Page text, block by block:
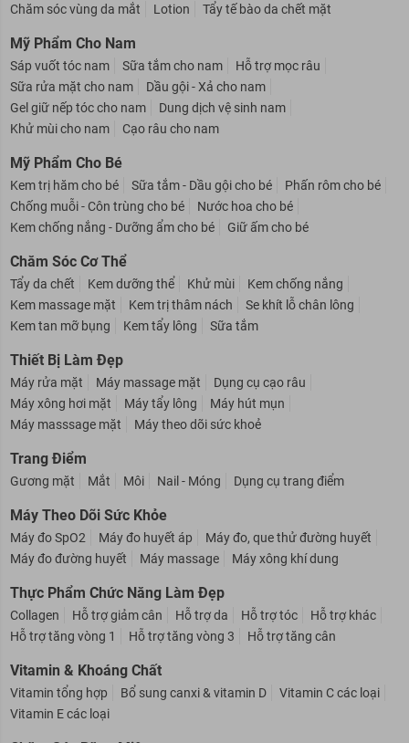
Chăm sóc vùng da mắt
Lotion Tẩy tế bào da chết mặt
Mỹ Phẩm Cho Nam
Sáp vuốt tóc nam Sữa tắm cho nam
Hỗ trợ mọc râu
Sữa rửa mặt cho nam
Dầu gội - Xả cho nam
Gel giữ nếp tóc cho nam
Dung dịch vệ sinh nam
Khử mùi cho nam
Cạo râu cho nam
Mỹ Phẩm Cho Bé
Kem trị hăm cho bé Sữa tắm - Dầu gội cho bé
Phấn rôm cho bé
Chống muỗi - Côn trùng cho bé
Nước hoa cho bé
Kem chống nắng - Dưỡng ẩm cho bé
Giữ ấm cho bé
Chăm Sóc Cơ Thể
Tẩy da chết Kem dưỡng thể Khử mùi
Kem chống nắng
Kem massage mặt
Kem trị thâm nách
Se khít lỗ chân lông
Kem tan mỡ bụng
Kem tẩy lông Sữa tắm
Thiết Bị Làm Đẹp
Máy rửa mặt Máy massage mặt
Dụng cụ cạo râu
Máy xông hơi mặt
Máy tẩy lông
Máy hút mụn
Máy masssage mặt
Máy theo dõi sức khoẻ
Trang Điểm
Gương mặt Mắt Môi Nail - Móng Dụng cụ trang điểm
Máy Theo Dõi Sức Khỏe
Máy đo SpO2 Máy đo huyết áp
Máy đo, que thử đường huyết
Máy đo đường huyết
Máy massage Máy xông khí dung
Thực Phẩm Chức Năng Làm Đẹp
Collagen Hỗ trợ giảm cân Hỗ trợ da Hỗ trợ tóc
Hỗ trợ khác
Hỗ trợ tăng vòng 1
Hỗ trợ tăng vòng 3 Hỗ trợ tăng cân
Vitamin & Khoáng Chất
Vitamin tổng hợp Bổ sung canxi & vitamin D
Vitamin C các loại
Vitamin E các loại